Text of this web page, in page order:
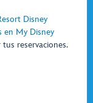
Disney
en My Disney
reservaciones.